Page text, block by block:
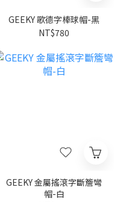
GEEKY 歌德字棒球帽-黑
NT$780
GEEKY 金屬搖滾字斷簷彎
帽-白